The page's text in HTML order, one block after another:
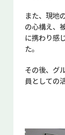
また、現地
の心構え、
に携わり感
た。
その後、グ
員としての